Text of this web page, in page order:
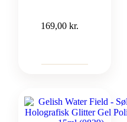
169,00kr.